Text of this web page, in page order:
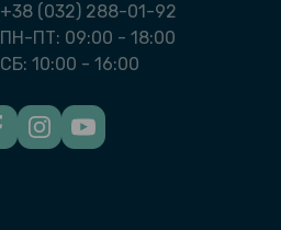
+38 (032) 288-01-92
ПН-ПТ: 09:00 - 18:00
СБ: 10:00 - 16:00